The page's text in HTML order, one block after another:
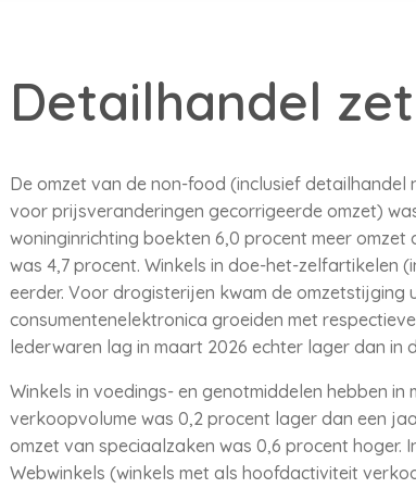
Detailhandel
De omzet van de non-food (inclusief
voor prijsveranderingen gecorrigeerde omzet)
woninginrichting boekten 6,0 procent meer
was 4,7 procent. Winkels in doe-het-zelfartikelen
eerder. Voor drogisterijen kwam de omzetstijging
consumentenelektronica groeiden met
lederwaren lag in maart 2026 echter lager dan in
Winkels in voedings- en genotmiddelen hebben
verkoopvolume was 0,2 procent lager dan een
omzet van speciaalzaken was 0,6 procent hoger.
Webwinkels (winkels met als hoofdactiviteit